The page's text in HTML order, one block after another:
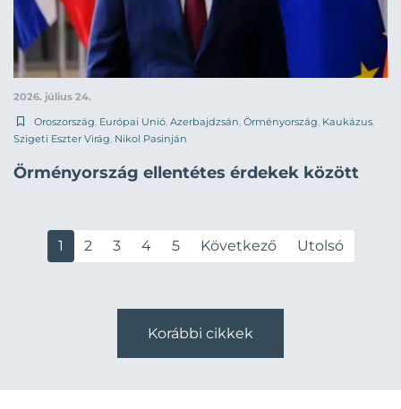
2026. július 24.
Oroszország, Európai Unió, Azerbajdzsán, Örményország, Kaukázus,
Szigeti Eszter Virág, Nikol Pasinján
Örményország ellentétes érdekek között
1 2 3 4 5 Következő Utolsó
Korábbi cikkek